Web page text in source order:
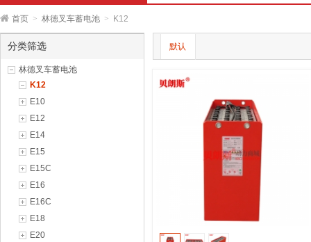
首页 > 林德叉车蓄电池 > K12
分类筛选
林德叉车蓄电池
K12
E10
E12
E14
E15
E15C
E16
E16C
E18
E20
默认